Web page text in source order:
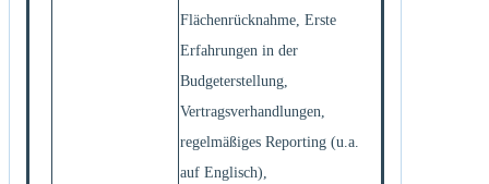
Flächenrücknahme, Erste
Erfahrungen in der
Budgeterstellung,
Vertragsverhandlungen,
regelmäßiges Reporting (u.a.
auf Englisch),